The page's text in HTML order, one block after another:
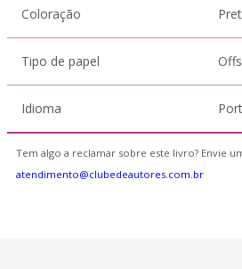
Coloração
Tipo de papel
Idioma
Tem algo a reclamar sobre este livro? Envie
atendimento@clubedeautores.com.br